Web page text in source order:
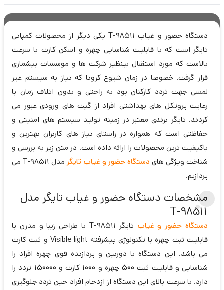
دستگاه حضور و غیاب T-98511 یکی دیگر از محصولات کمپانی
تایگر است که با قابلیت شناسایی چهره و اسکن کارت با سرعت
بالاست که مورد استقبال بینظیر شرکت ها و موسسات بیشماری
قرار گرفت. خصوصا در زمان شیوع کرونا که نیاز به سیستم غیر
لمسی جهت تردد کارکنان بود به راحتی و بدون اتلاف زمان با
رعایت پروتکل های بهداشتی افراد از گیت های ورودی عبور می
کردند. تایگر برندی معتبر در زمینه تولید سیستم های امنیتی و
حفاظتی است که همواره در راستای نیاز های کاربران بهترین و
باکیفیت ترین محصولات را ارائه داده است. در متن زیر به بررسی و
شناخت ویژگی های دستگاه حضور و غیاب تایگر
مدل T-98511 می
پردازیم.
مشخصات دستگاه حضور و غیاب تایگر مدل
T-98511
دستگاه حضور و غیاب
تایگر T-98511 با طراحی زیبا و مدرن با
قابلیت ثبت چهره با تکنولوژی پیشرفته Visible light و ثبت کارت
می باشد. این دستگاه با دوربین و پردازنده قوی چهره افراد را
شناسایی و قابلیت ثبت 500 چهره و 1000 کارت و 150000 تردد را
دارد. با سرعت بالای این دستگاه از ازدحام افراد حین تردد جلوگیری